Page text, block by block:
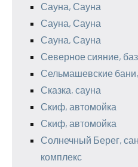
Сауна, Сауна
Сауна, Сауна
Сауна, Сауна
Северное сияние,
Сельмашевские
Сказка, сауна
Скиф, автомойка
Скиф, автомойка
Солнечный Берег,
комплекс